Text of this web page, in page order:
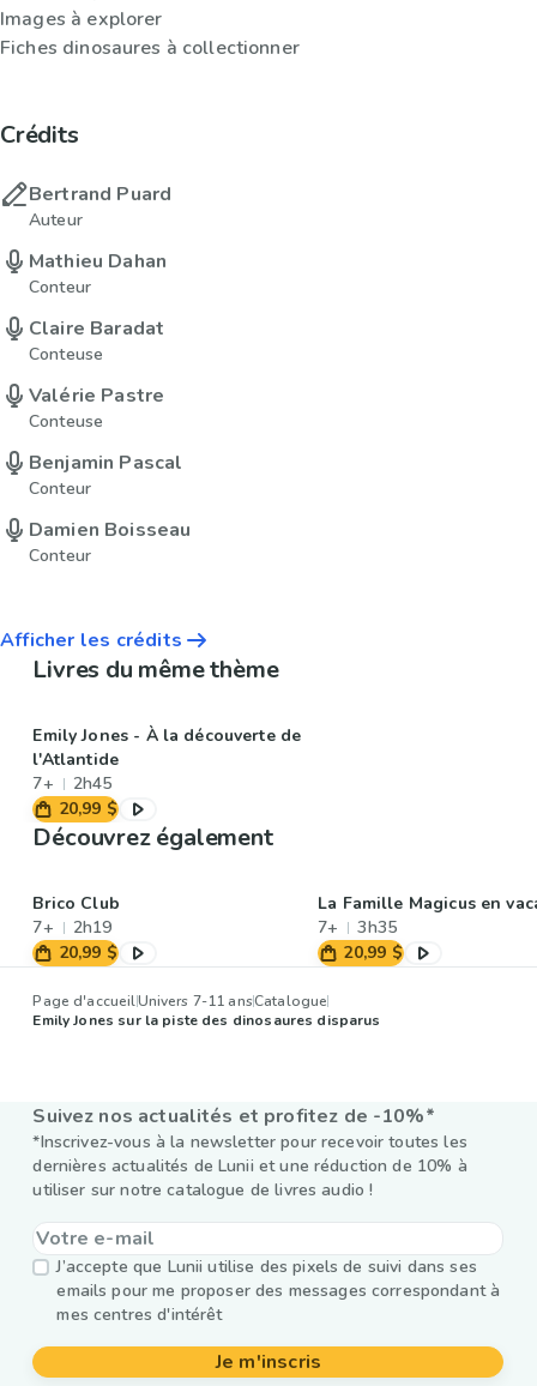
Images à explorer
Fiches dinosaures à collectionner
Crédits
Bertrand Puard
Auteur
Mathieu Dahan
Conteur
Claire Baradat
Conteuse
Valérie Pastre
Conteuse
Benjamin Pascal
Conteur
Damien Boisseau
Conteur
Afficher les crédits
Livres du même thème
Emily Jones - À la découverte de
l'Atlantide
7+
2h45
20,99 $
Découvrez également
Brico Club
7+
2h19
20,99 $
La Famille Magicus en
7+
3h35
20,99 $
Page d'accueilUnivers 7-11 ansCatalogue
Emily Jones sur la piste des dinosaures disparus
Suivez nos actualités et profitez de -10%*
*Inscrivez-vous à la newsletter pour recevoir toutes les
dernières actualités de Lunii et une réduction de 10% à
utiliser sur notre catalogue de livres audio !
J’accepte que Lunii utilise des pixels de suivi dans ses
emails pour me proposer des messages correspondant à
mes centres d'intérêt
Je m'inscris